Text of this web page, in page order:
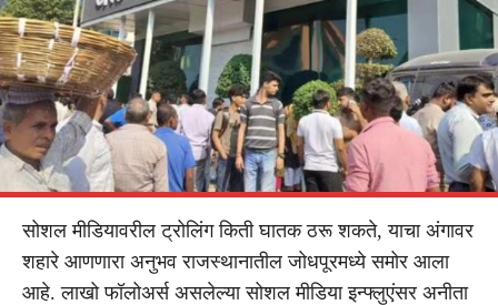
सोशल मीडियावरील ट्रोलिंग किती घातक ठरू शकते, याचा अंगावर
शहारे आणणारा अनुभव राजस्थानातील जोधपूरमध्ये समोर आला
आहे. लाखो फॉलोअर्स असलेल्या सोशल मीडिया इन्फ्लुएंसर अनीता